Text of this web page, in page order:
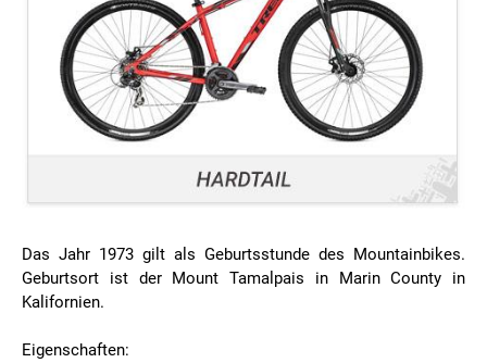
Das Jahr 1973 gilt als Geburtsstunde des Mountainbikes.
Geburtsort ist der Mount Tamalpais in Marin County in
Kalifornien.
Eigenschaften: